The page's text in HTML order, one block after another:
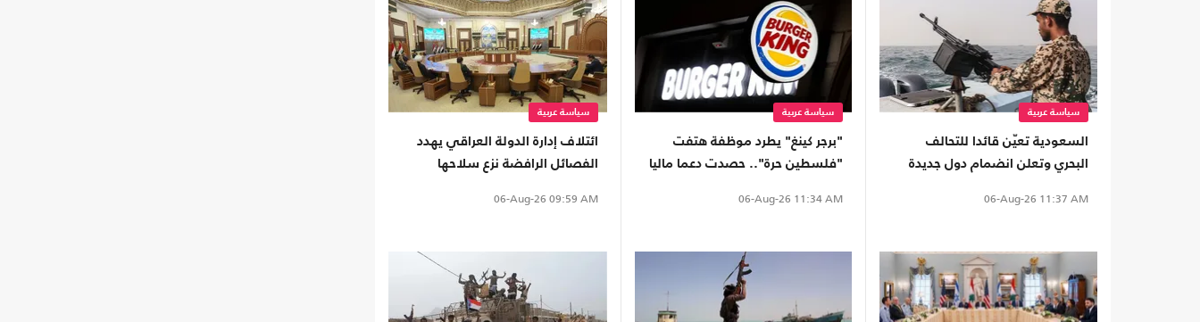
سياسة عربية
السعودية تعيّن قائدا للتحالف
البحري وتعلن انضمام دول جديدة
06-Aug-26 11:37 AM
سياسة عربية
"برجر كينغ" يطرد موظفة هتفت
"فلسطين حرة".. حصدت دعما ماليا
06-Aug-26 11:34 AM
سياسة عربية
ائتلاف إدارة الدولة العراقي يهدد
الفصائل الرافضة نزع سلاحها
06-Aug-26 09:59 AM